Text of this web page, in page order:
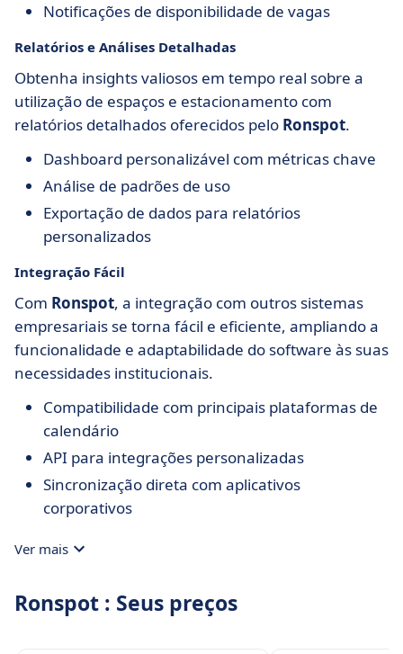
Notificações de disponibilidade de vagas
Relatórios e Análises Detalhadas
Obtenha insights valiosos em tempo real sobre a
utilização de espaços e estacionamento com
relatórios detalhados oferecidos pelo Ronspot.
Dashboard personalizável com métricas chave
Análise de padrões de uso
Exportação de dados para relatórios
personalizados
Integração Fácil
Com Ronspot, a integração com outros sistemas
empresariais se torna fácil e eficiente, ampliando a
funcionalidade e adaptabilidade do software às suas
necessidades institucionais.
Compatibilidade com principais plataformas de
calendário
API para integrações personalizadas
Sincronização direta com aplicativos
corporativos
Ver mais
Ronspot : Seus preços